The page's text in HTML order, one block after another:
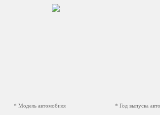
* Модель автомобиля * Год выпуска